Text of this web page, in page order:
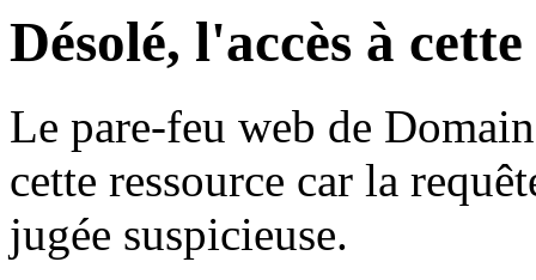
Désolé, l'accès à
Le pare-feu web de
cette ressource car la
jugée suspicieuse.